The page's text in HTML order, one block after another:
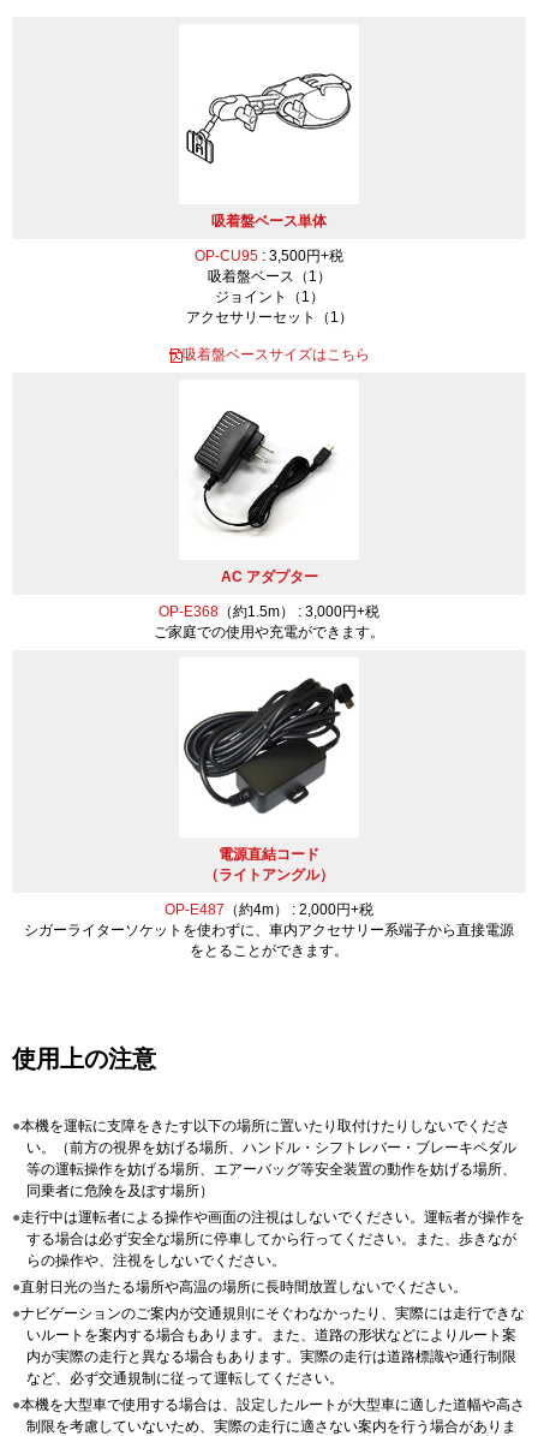
吸着盤ベース単体
OP-CU95 : 3,500円+税
吸着盤ベース（1）
ジョイント（1）
アクセサリーセット（1）
吸着盤ベースサイズはこちら
AC アダプター
OP-E368 （約1.5m） : 3,000円+税
ご家庭での使用や充電ができます。
電源直結コード
（ライトアングル）
OP-E487 （約4m） : 2,000円+税
シガーライターソケットを使わずに、車内アクセサリー系端子から直接電源
をとることができます。
使用上の注意
●本機を運転に支障をきたす以下の場所に置いたり取付けたりしないでくださ
い。（前方の視界を妨げる場所、ハンドル・シフトレバー・ブレーキペダル
等の運転操作を妨げる場所、エアーバッグ等安全装置の動作を妨げる場所、
同乗者に危険を及ぼす場所）
●走行中は運転者による操作や画面の注視はしないでください。運転者が操作を
する場合は必ず安全な場所に停車してから行ってください。また、歩きなが
らの操作や、注視をしないでください。
●直射日光の当たる場所や高温の場所に長時間放置しないでください。
●ナビゲーションのご案内が交通規則にそぐわなかったり、実際には走行できな
いルートを案内する場合もあります。また、道路の形状などによりルート案
内が実際の走行と異なる場合もあります。実際の走行は道路標識や通行制限
など、必ず交通規制に従って運転してください。
●本機を大型車で使用する場合は、設定したルートが大型車に適した道幅や高さ
制限を考慮していないため、実際の走行に適さない案内を行う場合がありま